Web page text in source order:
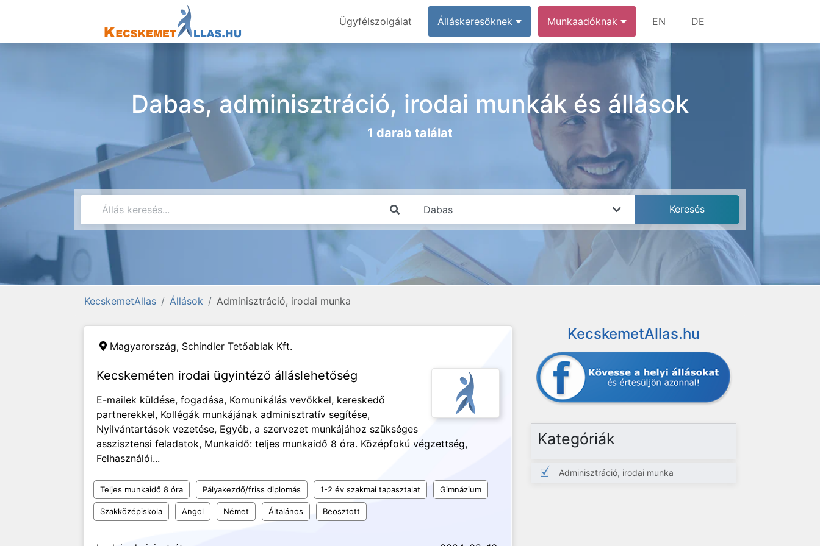
Ügyfélszolgálat Álláskeresőknek Munkaadóknak EN DE
Dabas, adminisztráció, irodai munkák és állások
1 darab találat
KecskemetAllas Állások Adminisztráció, irodai munka
Magyarország, Schindler Tetőablak Kft.
Kecskeméten irodai ügyintéző álláslehetőség
E-mailek küldése, fogadása, Komunikálás vevőkkel, kereskedő
partnerekkel, Kollégák munkájának adminisztratív segítése,
Nyilvántartások vezetése, Egyéb, a szervezet munkájához szükséges
asszisztensi feladatok, Munkaidő: teljes munkaidő 8 óra. Középfokú végzettség,
Felhasználói...
Teljes munkaidő 8 óra Pályakezdő/friss diplomás 1-2 év szakmai tapasztalat Gimnázium
Szakközépiskola Angol Német Általános Beosztott
KecskemetAllas.hu
Kategóriák
Adminisztráció, irodai munka